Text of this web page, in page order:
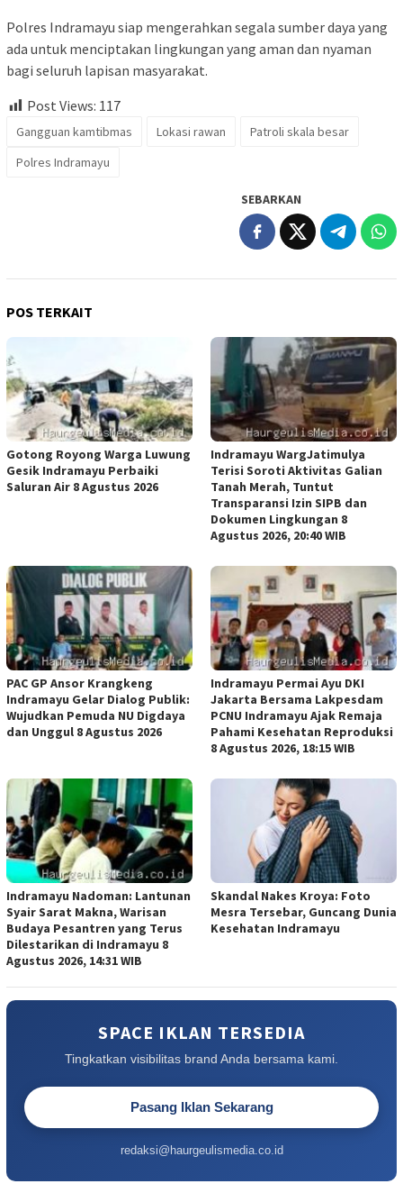
Polres Indramayu siap mengerahkan segala sumber daya yang
ada untuk menciptakan lingkungan yang aman dan nyaman
bagi seluruh lapisan masyarakat.
Post Views: 117
Gangguan kamtibmas Lokasi rawan
Patroli skala besar
Polres Indramayu
SEBARKAN
POS TERKAIT
Gotong Royong Warga Luwung
Gesik Indramayu Perbaiki
Saluran Air 8 Agustus 2026
Indramayu WargJatimulya
Terisi Soroti Aktivitas Galian
Tanah Merah, Tuntut
Transparansi Izin SIPB dan
Dokumen Lingkungan 8
Agustus 2026, 20:40 WIB
PAC GP Ansor Krangkeng
Indramayu Gelar Dialog Publik:
Wujudkan Pemuda NU Digdaya
dan Unggul 8 Agustus 2026
Indramayu Permai Ayu DKI
Jakarta Bersama Lakpesdam
PCNU Indramayu Ajak Remaja
Pahami Kesehatan Reproduksi
8 Agustus 2026, 18:15 WIB
Indramayu Nadoman: Lantunan
Syair Sarat Makna, Warisan
Budaya Pesantren yang Terus
Dilestarikan di Indramayu 8
Agustus 2026, 14:31 WIB
Skandal Nakes Kroya: Foto
Mesra Tersebar, Guncang Dunia
Kesehatan Indramayu
SPACE IKLAN TERSEDIA
Tingkatkan visibilitas brand Anda bersama kami.
Pasang Iklan Sekarang
redaksi@haurgeulismedia.co.id